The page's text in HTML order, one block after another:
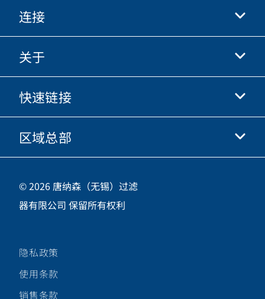
连接
抖音
快手
优酷
微信
关于
关于我们
商业行为准则
职业发展
快速链接
唐纳森电商网站
投资人
供应商
区域总部
中国江苏省无锡市新吴区
新加坡工业园新都路16号，邮编 214028
咨询热线
关注唐纳森微信公众号
© 2026 唐纳森（无锡）过滤
器有限公司 保留所有权利
隐私政策
使用条款
销售条款